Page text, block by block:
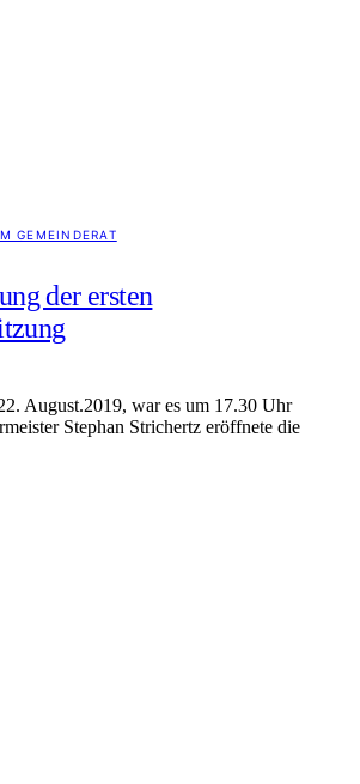
GEMEINDERAT
der ersten
August.2019, war es um 17.30 Uhr
Stephan Strichertz eröffnete die